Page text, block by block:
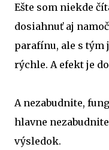
Ešte som niekde
dosiahnuť aj
parafínu, ale s tým
rýchle. A efekt je
A nezabudnite,
hlavne
výsledok.